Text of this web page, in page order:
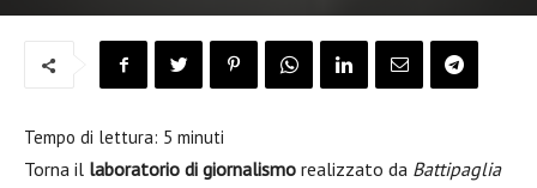
Tempo di lettura: 5 minuti
Torna il laboratorio di giornalismo realizzato da Battipaglia